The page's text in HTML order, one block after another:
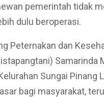
pemerintah tidak
dulu beroperasi.
Peternakan dan
Samarinda
Sungai
bagi masyarakat,